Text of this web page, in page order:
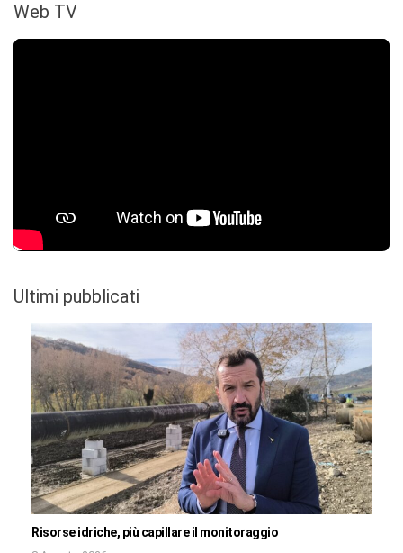
Web TV
Ultimi pubblicati
Risorse idriche, più capillare il monitoraggio